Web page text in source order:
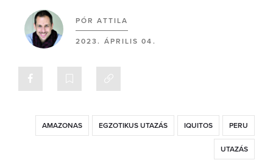
PÓR ATTILA
2023. ÁPRILIS 04.
AMAZONAS EGZOTIKUS UTAZÁS IQUITOS PERU
UTAZÁS